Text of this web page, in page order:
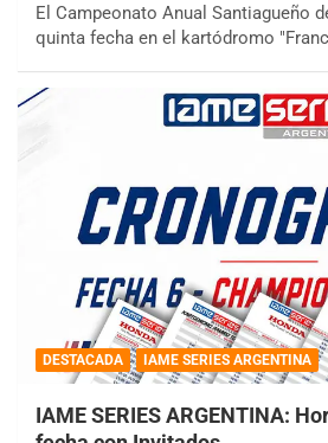
El Campeonato Anual Santiagueño
quinta fecha en el kartódromo
DESTACADA IAME SERIES ARGENTINA
IAME SERIES ARGENTINA: